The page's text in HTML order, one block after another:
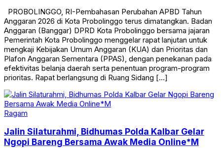
PROBOLINGGO, RI-Pembahasan Perubahan APBD Tahun
Anggaran 2026 di Kota Probolinggo terus dimatangkan. Badan
Anggaran (Banggar) DPRD Kota Probolinggo bersama jajaran
Pemerintah Kota Probolinggo menggelar rapat lanjutan untuk
mengkaji Kebijakan Umum Anggaran (KUA) dan Prioritas dan
Plafon Anggaran Sementara (PPAS), dengan penekanan pada
efektivitas belanja daerah serta penentuan program-program
prioritas. Rapat berlangsung di Ruang Sidang […]
Ragam
Jalin Silaturahmi, Bidhumas Polda Kalbar Gelar
Ngopi Bareng Bersama Awak Media Online*M